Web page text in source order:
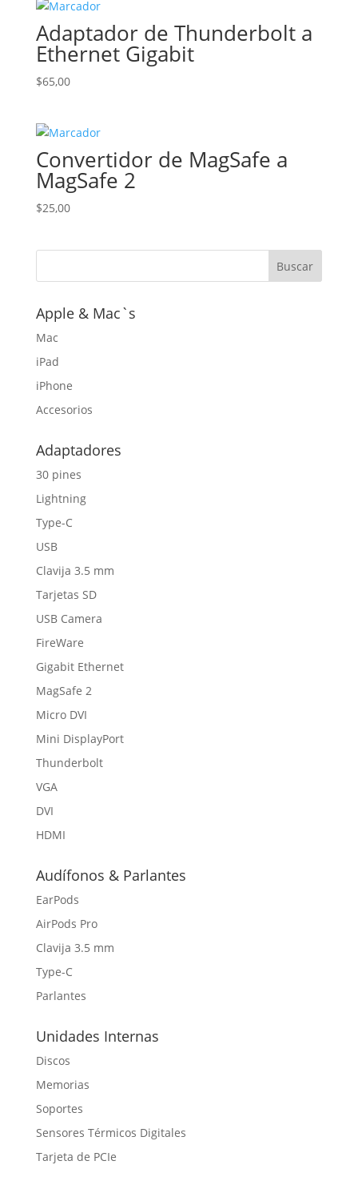
era:
$65,00.$40,00.
Adaptador de Thunderbolt a
Ethernet Gigabit
$65,00
Convertidor de MagSafe a
MagSafe 2
$25,00
Apple & Mac`s
Mac
iPad
iPhone
Accesorios
Adaptadores
30 pines
Lightning
Type-C
USB
Clavija 3.5 mm
Tarjetas SD
USB Camera
FireWare
Gigabit Ethernet
MagSafe 2
Micro DVI
Mini DisplayPort
Thunderbolt
VGA
DVI
HDMI
Audífonos & Parlantes
EarPods
AirPods Pro
Clavija 3.5 mm
Type-C
Parlantes
Unidades Internas
Discos
Memorias
Soportes
Sensores Térmicos Digitales
Tarjeta de PCIe